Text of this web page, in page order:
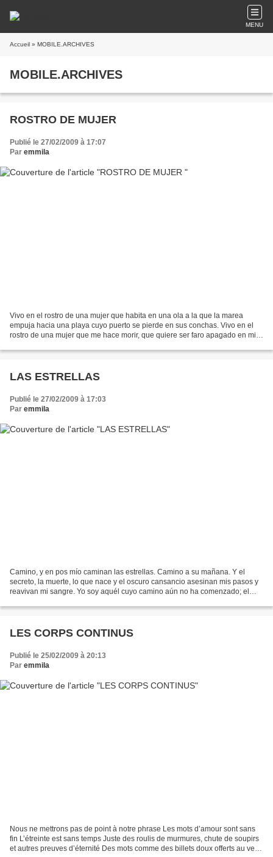
MENU
Accueil » MOBILE.ARCHIVES
MOBILE.ARCHIVES
ROSTRO DE MUJER
Publié le 27/02/2009 à 17:07
Par emmila
Vivo en el rostro de una mujer que habita en una ola a la que la marea
empuja hacia una playa cuyo puerto se pierde en sus conchas. Vivo en el
rostro de una mujer que me hace morir, que quiere ser faro apagado en mi
LAS ESTRELLAS
Publié le 27/02/2009 à 17:03
Par emmila
Camino, y en pos mío caminan las estrellas. Camino a su mañana. Y el
secreto, la muerte, lo que nace y el oscuro cansancio asesinan mis pasos y
reavivan mi sangre. Yo soy aquél cuyo camino aún no ha comenzado; el
LES CORPS CONTINUS
Publié le 25/02/2009 à 20:13
Par emmila
Nous ne mettrons pas de point à notre phrase Les mots d’amour sont sans
fin L’étreinte est sans temps Juste des roulis de murmures, chute de soupirs
et autres preuves d’éternité Des mots comme des billets doux offerts au vent